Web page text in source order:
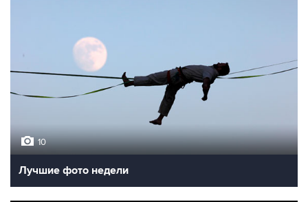
10
Лучшие фото недели